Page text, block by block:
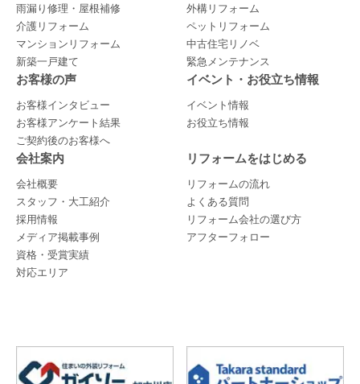
雨漏り修理・屋根補修
外構リフォーム
介護リフォーム
ペットリフォーム
マンションリフォーム
中古住宅リノベ
新築一戸建て
緊急メンテナンス
お客様の声
お客様インタビュー
お客様アンケート結果
ご契約後のお客様へ
イベント・お役立ち情報
イベント情報
お役立ち情報
会社案内
会社概要
スタッフ・大工紹介
採用情報
メディア掲載事例
資格・受賞実績
対応エリア
リフォームをはじめる
リフォームの流れ
よくある質問
リフォーム会社の選び方
アフターフォロー